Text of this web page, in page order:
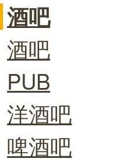
酒吧
酒吧
PUB
洋酒吧
啤酒吧